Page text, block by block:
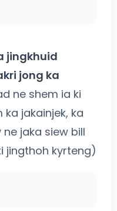
jingkhuid
jong ka
ne shem ia ki
jakainjek, ka
jaka siew bill
jingthoh kyrteng)